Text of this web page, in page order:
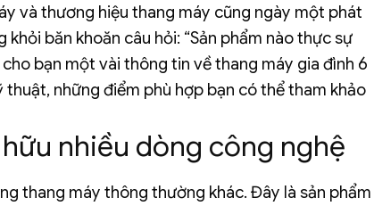
và thương hiệu thang máy cũng ngày một phát
băn khoăn câu hỏi: “Sản phẩm nào thực sự
bạn một vài thông tin về thang máy gia đình 6
những điểm phù hợp bạn có thể tham khảo
nhiều dòng công nghệ
thang máy thông thường khác. Đây là sản phẩm